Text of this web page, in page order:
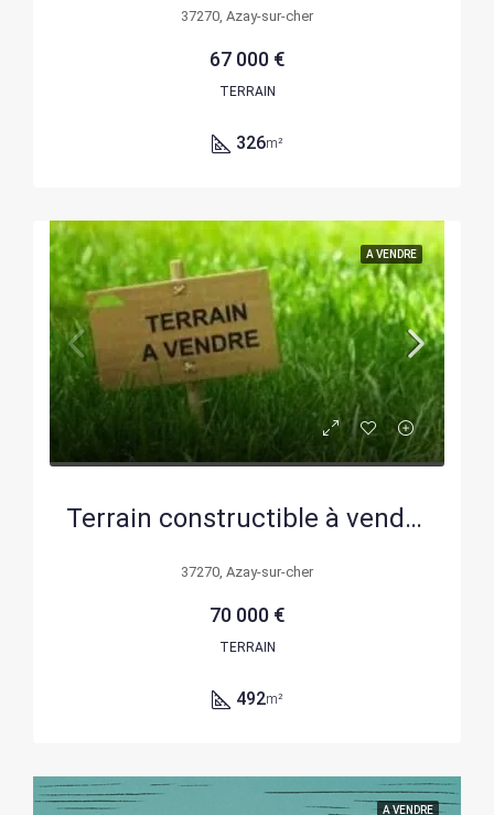
37270, Azay-sur-cher
67 000 €
TERRAIN
326m²
A VENDRE
Terrain constructible à vendre à Azay-sur-Cher – 492 m² viabilisé
37270, Azay-sur-cher
70 000 €
TERRAIN
492m²
A VENDRE